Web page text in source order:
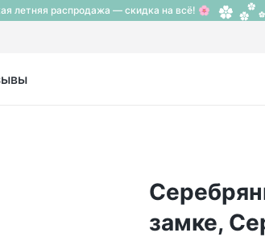
летняя распродажа — скидка на всё! 🌸
замке,